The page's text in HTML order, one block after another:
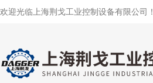
欢迎光临上海荆戈工业控制设备有限公司！